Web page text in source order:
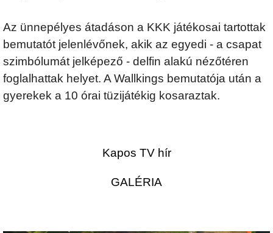
Az ünnepélyes átadáson a KKK játékosai tartottak
bemutatót jelenlévőnek, akik az egyedi - a csapat
szimbólumát jelképező - delfin alakú nézőtéren
foglalhattak helyet. A Wallkings bemutatója után a
gyerekek a 10 órai tüzijátékig kosaraztak.
Kapos TV hír
GALÉRIA